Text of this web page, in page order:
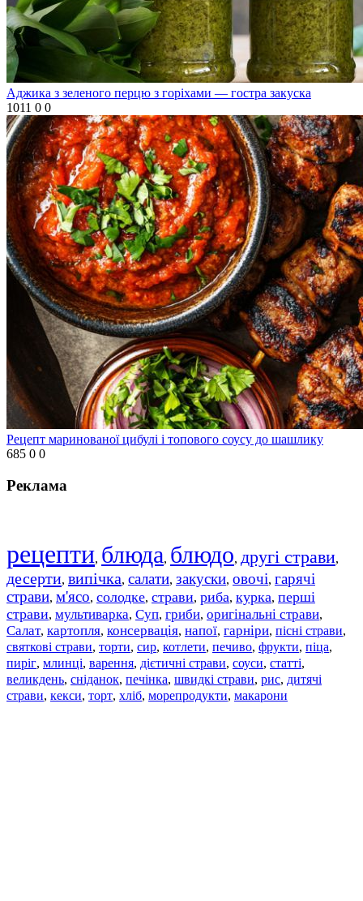
Аджика з зеленого перцю з горіхами — гостра закуска
1011 0 0
Рецепт маринованої цибулі і топового соусу до шашлику
685 0 0
Реклама
рецепти, блюда, блюдо, другі страви,
десерти, випічка, салати, закуски, овочі, гарячі
страви, м'ясо, солодке, страви, риба, курка, перші
страви, мультиварка, Суп, гриби, оригінальні страви,
Салат, картопля, консервація, напої, гарніри, пісні страви,
святкові страви, торти, сир, котлети, печиво, фрукти, піца,
пиріг, млинці, варення, дієтичні страви, соуси, статті,
великдень, сніданок, печінка, швидкі страви, рис, дитячі
страви, кекси, торт, хліб, морепродукти, макарони